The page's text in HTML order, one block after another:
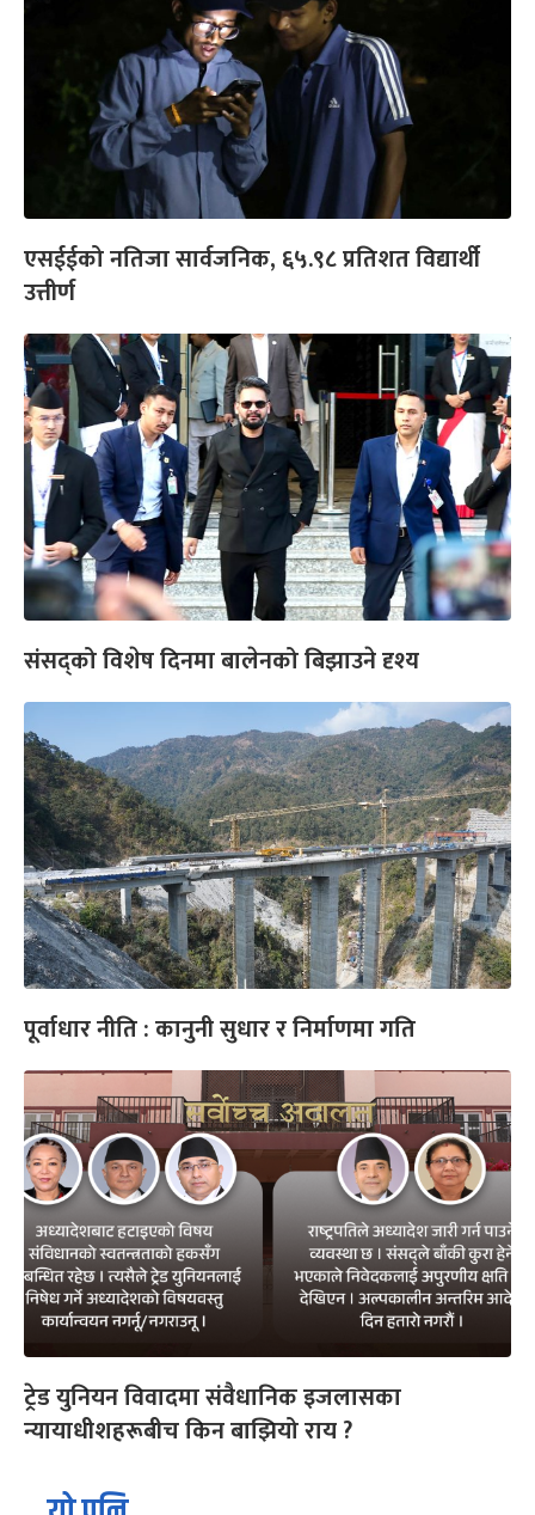
एसईईको नतिजा सार्वजनिक, ६५.९८ प्रतिशत विद्यार्थी
उत्तीर्ण
संसद्को विशेष दिनमा बालेनको बिझाउने दृश्य
पूर्वाधार नीति : कानुनी सुधार र निर्माणमा गति
ट्रेड युनियन विवादमा संवैधानिक इजलासका
न्यायाधीशहरूबीच किन बाझियो राय ?